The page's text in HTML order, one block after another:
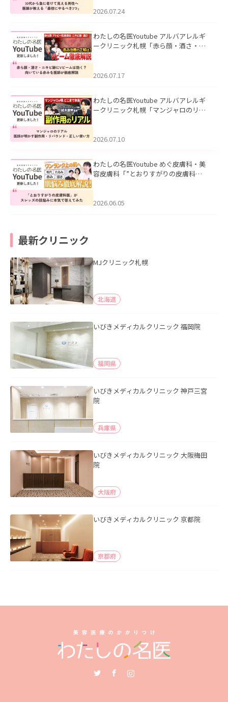
た。
2026.07.24
わたしの名医Youtube アルバアレルギ
ークリニック札幌「赤ら顔・酒さ・ニ
した。
2026.07.17
わたしの名医Youtube アルバアレルギ
ークリニック札幌「マンジャロのリア
た。
2026.07.10
わたしの名医Youtube めぐ皮膚科・美
容皮膚科「”とおりすがりの皮膚科
2026.06.05
最新クリニック
MJクリニック札幌
北海道
いびきメディカルクリニック 福岡院
福岡県
いびきメディカルクリニック 神戸三宮
院
兵庫県
いびきメディカルクリニック 大阪梅田
院
大阪府
いびきメディカルクリニック 京都院
京都府